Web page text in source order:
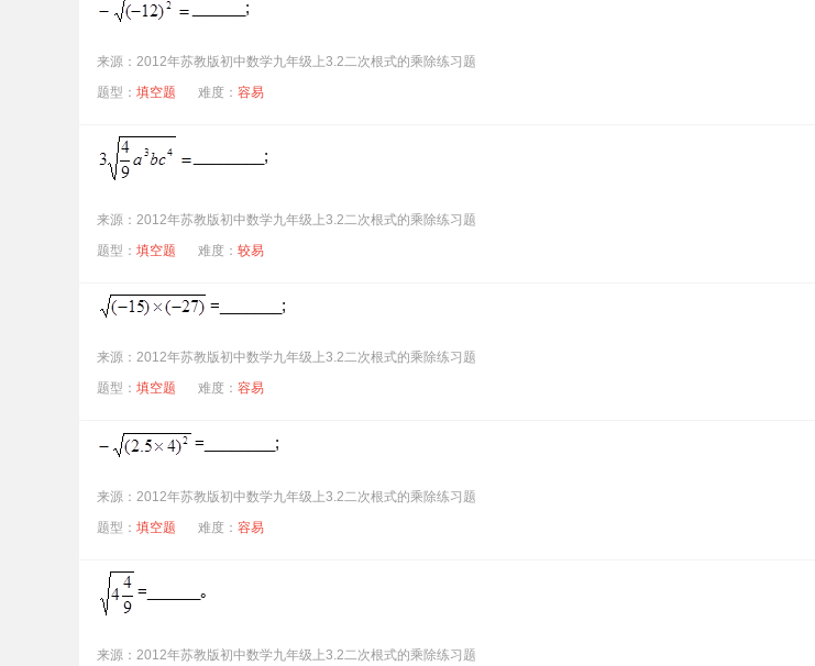
______;
来源：2012年苏教版初中数学九年级上3.2二次根式的乘除练习题
题型： 填空题 难度： 容易
________;
来源：2012年苏教版初中数学九年级上3.2二次根式的乘除练习题
题型： 填空题 难度： 较易
=_______;
来源：2012年苏教版初中数学九年级上3.2二次根式的乘除练习题
题型： 填空题 难度： 容易
=________;
来源：2012年苏教版初中数学九年级上3.2二次根式的乘除练习题
题型： 填空题 难度： 容易
=______｡
来源：2012年苏教版初中数学九年级上3.2二次根式的乘除练习题